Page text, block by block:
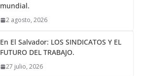
mundial.
2 agosto, 2026
En El Salvador: LOS SINDICATOS Y EL
FUTURO DEL TRABAJO.
27 julio, 2026